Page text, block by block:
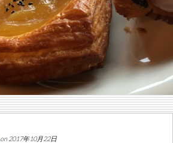
t
i
on 2017年10月22日